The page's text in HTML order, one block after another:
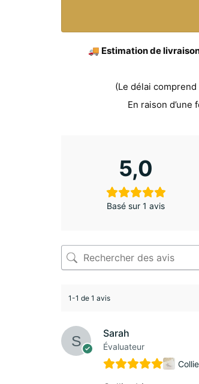
🚚 Estimation de
(Le délai comprend
En raison
5,0
Basé sur 1 avis
1-1 de 1 avis
Sarah
Évaluateur